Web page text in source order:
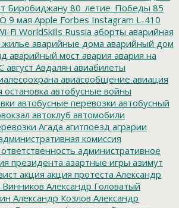
Биробиджану 80_летие_Победы 85
9 мая Apple Forbes Instagram L-410
Fi WorldSkills Russia аборты аварийная
жилье аварийные дома аварийный дом
аварийный мост авария авария на
август Авдалян авиабилеты
авиасообщение авиация
остановка автобусные войны
автобусные перевозки автобусный
автоклуб автомобили
Агада агитпоезд аграрии
комиссия
административное
президента азартные игры азимут
акция акция протеста Александр
Винников Александр Головатый
Александр Козлов Александр